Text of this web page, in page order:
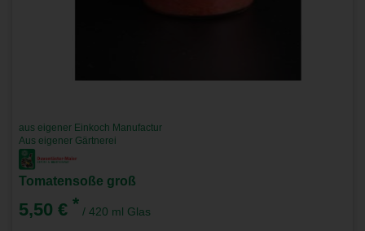
aus eigener Einkoch Manufactur
Aus eigener Gärtnerei
Tomatensoße groß
5,50 € * / 420 ml Glas